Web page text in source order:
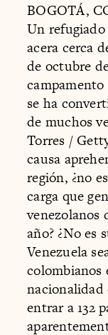
BOGOTÁ,
Un refugiado
acera cerca
de octubre
se ha
de muchos
Torres /
causa
región, ¿no
carga que
venezolanos
año? ¿No es
Venezuela
colombianos
nacionalidad
entrar a 132